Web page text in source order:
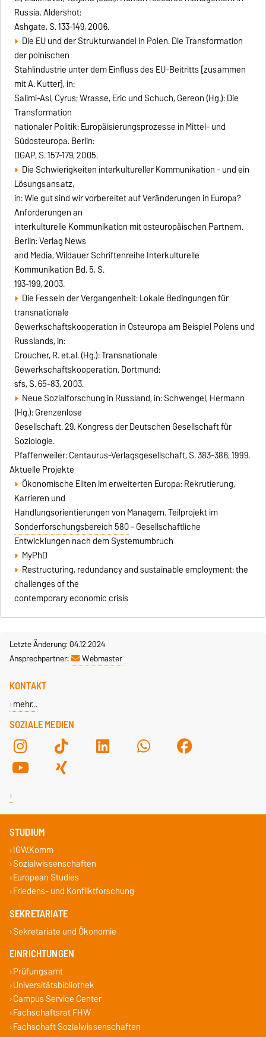
Russia. Aldershot:
Ashgate, S. 133-149, 2006.
Die EU und der Strukturwandel in Polen. Die Transformation
der polnischen
Stahlindustrie unter dem Einfluss des EU-Beitritts [zusammen
mit A. Kutter], in:
Salimi-Asl, Cyrus; Wrasse, Eric und Schuch, Gereon (Hg.): Die
Transformation
nationaler Politik: Europäisierungsprozesse in Mittel- und
Südosteuropa. Berlin:
DGAP, S. 157-179, 2005.
Die Schwierigkeiten interkultureller Kommunikation - und ein
Lösungsansatz,
in: Wie gut sind wir vorbereitet auf Veränderungen in Europa?
Anforderungen an
interkulturelle Kommunikation mit osteuropäischen Partnern.
Berlin: Verlag News
and Media, Wildauer Schriftenreihe Interkulturelle
Kommunikation Bd. 5, S.
193-199, 2003.
Die Fesseln der Vergangenheit: Lokale Bedingungen für
transnationale
Gewerkschaftskooperation in Osteuropa am Beispiel Polens und
Russlands, in:
Croucher, R. et.al. (Hg.): Transnationale
Gewerkschaftskooperation. Dortmund:
sfs, S. 65-83, 2003.
Neue Sozialforschung in Russland, in: Schwengel, Hermann
(Hg.): Grenzenlose
Gesellschaft. 29. Kongress der Deutschen Gesellschaft für
Soziologie.
Pfaffenweiler: Centaurus-Verlagsgesellschaft, S. 383-386, 1999.
Aktuelle Projekte
Ökonomische Eliten im erweiterten Europa: Rekrutierung,
Karrieren und
Handlungsorientierungen von Managern. Teilprojekt im
Sonderforschungsbereich 580- Gesellschaftliche
Entwicklungen nach dem Systemumbruch
MyPhD
Restructuring, redundancy and sustainable employment: the
challenges of the
contemporary economic crisis
Letzte Änderung: 04.12.2024
Ansprechpartner:
Webmaster
SOZIALE MEDIEN
KONTAKT
mehr…
STUDIUM
IGW.Komm
Sozialwissenschaften
European Studies
Friedens- und Konfliktforschung
SEKRETARIATE
Sekretariate und Ökonomie
EINRICHTUNGEN
Prüfungsamt
Universitätsbibliothek
Campus Service Center
Fachschaftsrat FHW
Fachschaft Sozialwissenschaften